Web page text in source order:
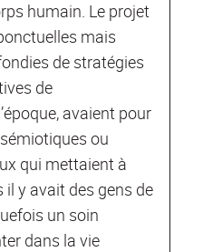
humain. Le projet
mais
de stratégies
de
avaient pour
ou
qui mettaient à
il y avait des gens de
un soin
dans la vie